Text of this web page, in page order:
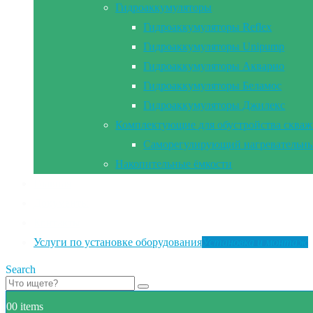
Гидроаккумуляторы
Гидроаккумуляторы Reflex
Гидроаккумуляторы Unipump
Гидроаккумуляторы Акварио
Гидроаккумуляторы Беламос
Гидроаккумуляторы Джилекс
Комплектующие для обустройства
Саморегулирующий
Накопительные ёмкости
Услуги по установке оборудования
Search
00 items